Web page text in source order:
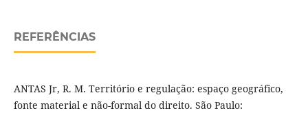
REFERÊNCIAS
ANTAS Jr, R. M. Território e regulação: espaço geográfico,
fonte material e não-formal do direito. São Paulo: